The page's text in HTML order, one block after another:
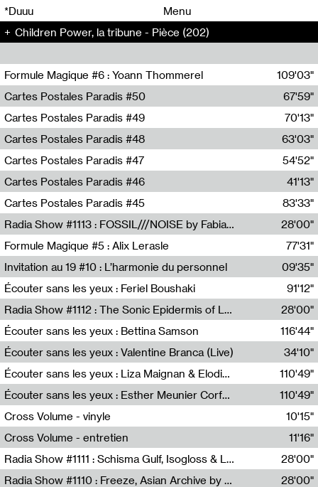
*Duuu
Menu
Children Power, la tribune - Pièce (202)
Formule Magique #6 : Yoann Thommerel
Nathalie Lacroix,Yoann Thommerel
109'03"
Cartes Postales Paradis #50
Zoé Leroux
67'59"
Cartes Postales Paradis #49
Aurore Portales
70'13"
Cartes Postales Paradis #48
Mathias Dupaquier
63'03"
Cartes Postales Paradis #47
Raymond Engramer
54'52"
Cartes Postales Paradis #46
Sarah Banville
41'13"
Cartes Postales Paradis #45
Mateo Cuin
83'33"
Radia Show #1113 : FOSSIL///NOISE by Fabiana Gibim / Wave Farm
Wave Farm
28'00"
Formule Magique #5 : Alix Lerasle
Nathalie Lacroix
77'31"
Invitation au 19 #10 : L’harmonie du personnel
19, CRAC
09'35"
Écouter sans les yeux : Feriel Boushaki
Feriel Boushaki
91'12"
Radia Show #1112 : The Sonic Epidermis of Lake Léman by Paul Courlet / Guest Slot
28'00"
Écouter sans les yeux : Bettina Samson
Bettina Samson
116'44"
Écouter sans les yeux : Valentine Branca (Live)
Valentine Branca
34'10"
Écouter sans les yeux : Liza Maignan & Elodie Lecat
Liza Maignan,Elodie Lecat
110'49"
Écouter sans les yeux : Esther Meunier Corfdyr
Esther Meunier Corfdyr
110'49"
Cross Volume - vinyle
10'15"
Cross Volume - entretien
11'16"
Radia Show #1111 : Schisma Gulf, Isogloss & Lament For The Old Clock By Harvey Young / Resonance
Resonance
28'00"
Radia Show #1110 : Freeze, Asian Archive by Avita Maheen / Radio Worm
28'00"
00 00
00 00